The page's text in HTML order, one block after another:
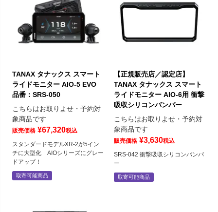
TANAX タナックス スマート
ライドモニター AIO-5 EVO
品番：SRS-050
こちらはお取りよせ・予約対
象商品です
販売価格 ¥67,320税込
スタンダードモデルXR-2が5イン
チに大型化 AIOシリーズにグレー
ドアップ！
取寄可能商品
【正規販売店／認定店】
TANAX タナックス スマート
ライドモニター AIO-6用 衝撃
吸収シリコンバンパー
こちらはお取りよせ・予約対
象商品です
販売価格 ¥3,630税込
SRS-042 衝撃吸収シリコンバンパ
ー
取寄可能商品